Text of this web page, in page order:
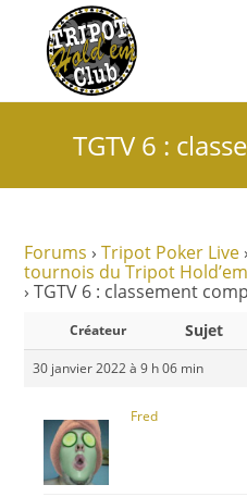
TGTV 6 :
Forums › Tripot Poker Live ›
tournois du Tripot
› TGTV 6 : classement
Créateur Sujet
30 janvier 2022 à 9 h 06 min
Fred